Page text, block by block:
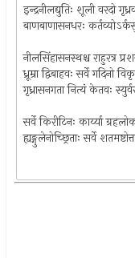
इन्द्रनीलद्युतिः शूली वरदो
बाणबाणासनधरः
नीलसिंहासनस्थश्च राहुरत्र
ध्रूम्रा द्विबाहवः सर्वे गदिनो
गृध्रासनगता नित्यं केतवः
सर्वे किरीटिनः कार्य्या
ह्यङ्गुलेनोच्छ्रिताः सर्वे